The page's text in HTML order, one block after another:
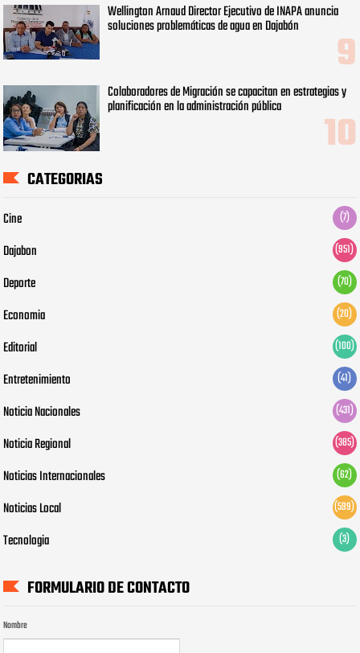
Wellington Arnaud Director Ejecutivo de INAPA anuncia
soluciones problemáticas de agua en Dajabón
Colaboradores de Migración se capacitan en estrategias y
planificación en la administración pública
CATEGORIAS
Cine (7)
Dajabon (951)
Deporte (70)
Economia (20)
Editorial (100)
Entretenimiento (41)
Noticia Nacionales (431)
Noticia Regional (385)
Noticias Internacionales (62)
Noticias Local (599)
Tecnologia (3)
FORMULARIO DE CONTACTO
Nombre